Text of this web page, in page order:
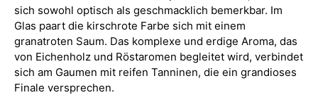
sich sowohl optisch als geschmacklich bemerkbar. Im
Glas paart die kirschrote Farbe sich mit einem
granatroten Saum. Das komplexe und erdige Aroma, das
von Eichenholz und Röstaromen begleitet wird, verbindet
sich am Gaumen mit reifen Tanninen, die ein grandioses
Finale versprechen.